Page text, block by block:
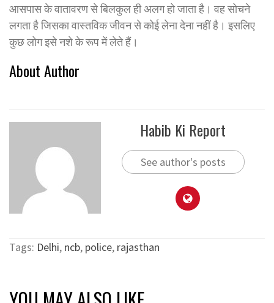
आसपास के वातावरण से बिलकुल ही अलग हो जाता है। वह सोचने
लगता है जिसका वास्तविक जीवन से कोई लेना देना नहीं है। इसलिए
कुछ लोग इसे नशे के रूप में लेते हैं।
About Author
Habib Ki Report
See author's posts
Tags: Delhi, ncb, police, rajasthan